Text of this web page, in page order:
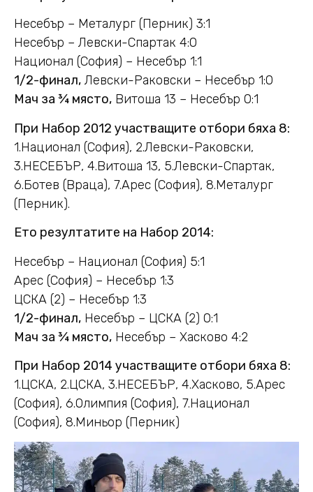
Несебър – Металург (Перник) 3:1
Несебър – Левски-Спартак 4:0
Национал (София) – Несебър 1:1
1/2-финал, Левски-Раковски – Несебър 1:0
Мач за ¾ място, Витоша 13 – Несебър 0:1
При Набор 2012 участващите отбори бяха 8:
1.Национал (София), 2.Левски-Раковски,
3.НЕСЕБЪР, 4.Витоша 13, 5.Левски-Спартак,
6.Ботев (Враца), 7.Арес (София), 8.Металург
(Перник).
Ето резултатите на Набор 2014:
Несебър – Национал (София) 5:1
Арес (София) – Несебър 1:3
ЦСКА (2) – Несебър 1:3
1/2-финал, Несебър – ЦСКА (2) 0:1
Мач за ¾ място, Несебър – Хасково 4:2
При Набор 2014 участващите отбори бяха 8:
1.ЦСКА, 2.ЦСКА, 3.НЕСЕБЪР, 4.Хасково, 5.Арес
(София), 6.Олимпия (София), 7.Национал
(София), 8.Миньор (Перник)